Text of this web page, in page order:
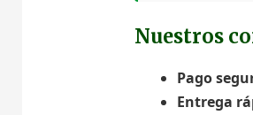
Nuestros
Pago
Entrega